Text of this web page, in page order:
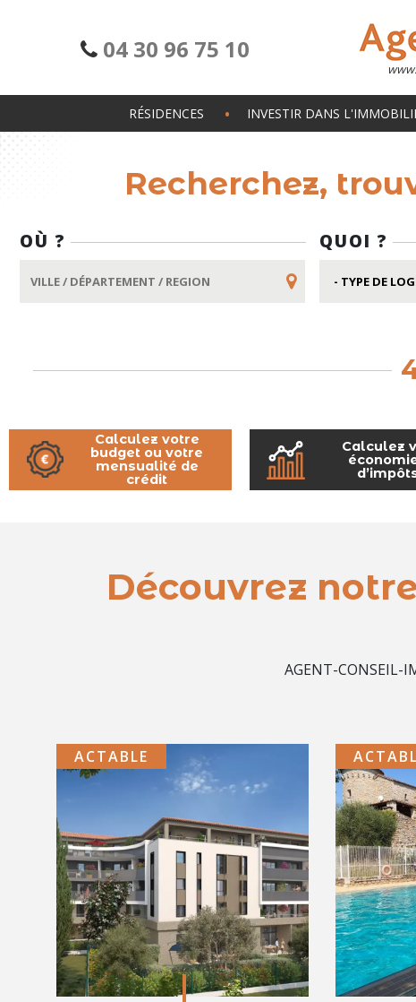
04 30 96 75 10
RÉSIDENCES INVESTIR DANS
Recherchez,
OÙ ? QUOI ?
Calculez votre
budget ou votre
mensualité de
crédit
Calculez
Découvrez
AGENT-CONSEIL-
ACTABLE